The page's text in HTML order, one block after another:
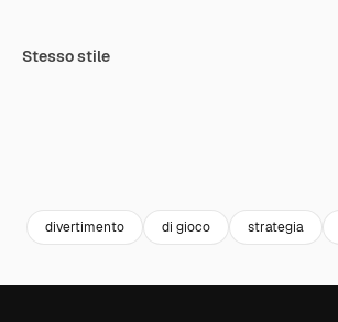
Stesso stile
divertimento di gioco strategia